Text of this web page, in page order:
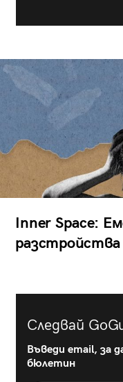
Inner Space:
разстройства
Следвай
Въведи email, за
бюлетин